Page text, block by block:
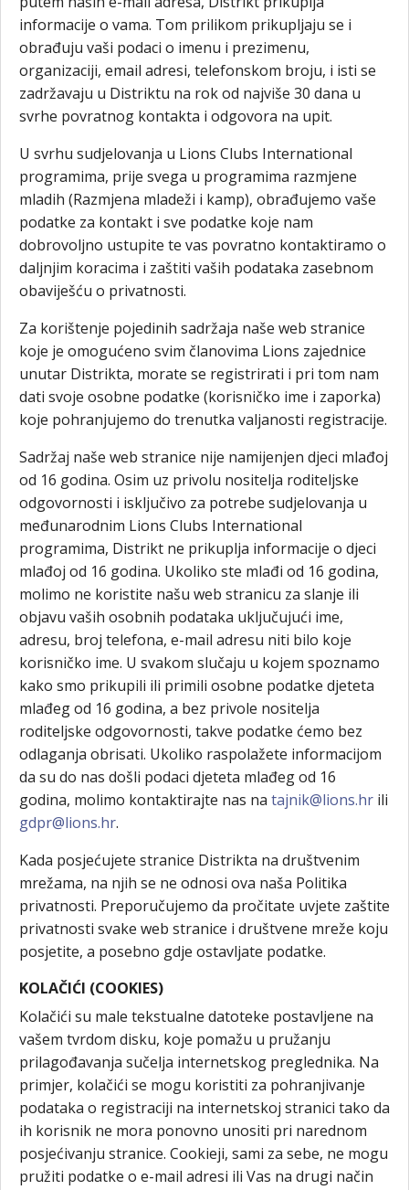
informacije o vama. Tom prilikom prikupljaju se i
obrađuju vaši podaci o imenu i prezimenu,
organizaciji, email adresi, telefonskom broju, i isti se
zadržavaju u Distriktu na rok od najviše 30 dana u
svrhe povratnog kontakta i odgovora na upit.
U svrhu sudjelovanja u Lions Clubs International
programima, prije svega u programima razmjene
mladih (Razmjena mladeži i kamp), obrađujemo vaše
podatke za kontakt i sve podatke koje nam
dobrovoljno ustupite te vas povratno kontaktiramo o
daljnjim koracima i zaštiti vaših podataka zasebnom
obaviješću o privatnosti.
Za korištenje pojedinih sadržaja naše web stranice
koje je omogućeno svim članovima Lions zajednice
unutar Distrikta, morate se registrirati i pri tom nam
dati svoje osobne podatke (korisničko ime i zaporka)
koje pohranjujemo do trenutka valjanosti registracije.
Sadržaj naše web stranice nije namijenjen djeci mlađoj
od 16 godina. Osim uz privolu nositelja roditeljske
odgovornosti i isključivo za potrebe sudjelovanja u
međunarodnim Lions Clubs International
programima, Distrikt ne prikuplja informacije o djeci
mlađoj od 16 godina. Ukoliko ste mlađi od 16 godina,
molimo ne koristite našu web stranicu za slanje ili
objavu vaših osobnih podataka uključujući ime,
adresu, broj telefona, e-mail adresu niti bilo koje
korisničko ime. U svakom slučaju u kojem spoznamo
kako smo prikupili ili primili osobne podatke djeteta
mlađeg od 16 godina, a bez privole nositelja
roditeljske odgovornosti, takve podatke ćemo bez
odlaganja obrisati. Ukoliko raspolažete informacijom
da su do nas došli podaci djeteta mlađeg od 16
godina, molimo kontaktirajte nas na tajnik@lions.hr ili
gdpr@lions.hr.
Kada posjećujete stranice Distrikta na društvenim
mrežama, na njih se ne odnosi ova naša Politika
privatnosti. Preporučujemo da pročitate uvjete zaštite
privatnosti svake web stranice i društvene mreže koju
posjetite, a posebno gdje ostavljate podatke.
KOLAČIĆI (COOKIES)
Kolačići su male tekstualne datoteke postavljene na
vašem tvrdom disku, koje pomažu u pružanju
prilagođavanja sučelja internetskog preglednika. Na
primjer, kolačići se mogu koristiti za pohranjivanje
podataka o registraciji na internetskoj stranici tako da
ih korisnik ne mora ponovno unositi pri narednom
posjećivanju stranice. Cookieji, sami za sebe, ne mogu
pružiti podatke o e-mail adresi ili Vas na drugi način